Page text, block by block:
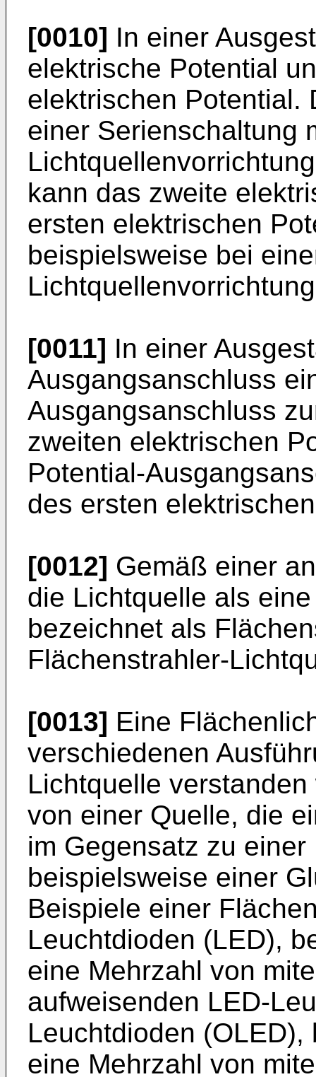
[0010] In einer
elektrische Potential
elektrischen Potential.
einer Serienschaltung
kann das zweite
ersten elektrischen
beispielsweise bei
[0011] In einer
Ausgangsanschluss
Ausgangsanschluss
zweiten elektrischen
Potential-
des ersten
[0012] Gemäß einer
die Lichtquelle als
bezeichnet als
Flächenstrahler-
[0013] Eine
verschiedenen
Lichtquelle
von einer Quelle, die
im Gegensatz zu
beispielsweise einer
Beispiele einer
Leuchtdioden (LED),
eine Mehrzahl von
aufweisenden LED-
Leuchtdioden
eine Mehrzahl von